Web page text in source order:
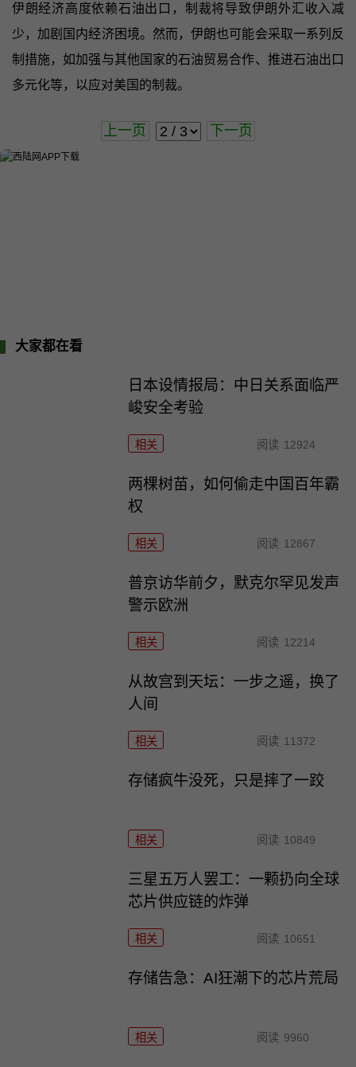
伊朗经济高度依赖石油出口，制裁将导致伊朗外汇收入减
少，加剧国内经济困境。然而，伊朗也可能会采取一系列反
制措施，如加强与其他国家的石油贸易合作、推进石油出口
多元化等，以应对美国的制裁。
上一页 下一页
大家都在看
日本设情报局：中日关系面临严
峻安全考验
相关 阅读 12924
两棵树苗，如何偷走中国百年霸
权
相关 阅读 12867
普京访华前夕，默克尔罕见发声
警示欧洲
相关 阅读 12214
从故宫到天坛：一步之遥，换了
人间
相关 阅读 11372
存储疯牛没死，只是摔了一跤
相关 阅读 10849
三星五万人罢工：一颗扔向全球
芯片供应链的炸弹
相关 阅读 10651
存储告急：AI狂潮下的芯片荒局
相关 阅读 9960